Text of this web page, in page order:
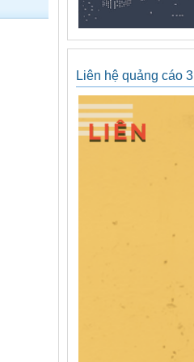
Liên hệ quảng cáo 3